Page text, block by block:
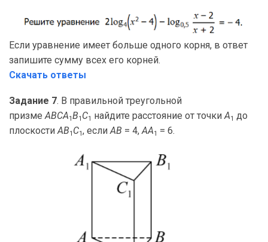
Если уравнение имеет больше одного корня, в ответ
запишите сумму всех его корней.
Скачать ответы
Задание 7. В правильной треугольной
призмеABCA1B1 C1 найдите расстояние от точкиA1 до
плоскостиAB1 C1, еслиAB = 4,AA1 = 6.